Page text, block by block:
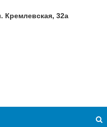
Кремлевская, 32а